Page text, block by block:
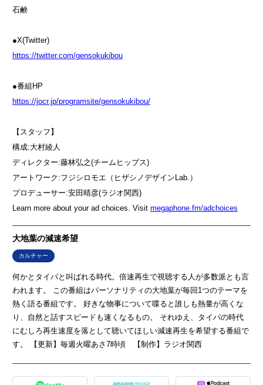
石鹸
●X(Twitter)
⁠⁠⁠⁠⁠⁠⁠⁠⁠⁠⁠⁠⁠⁠⁠⁠⁠⁠⁠⁠https://twitter.com/gensokukibou⁠⁠⁠⁠⁠⁠⁠⁠⁠⁠⁠⁠⁠⁠⁠⁠⁠⁠⁠⁠⁠⁠⁠⁠⁠⁠⁠⁠⁠⁠⁠⁠⁠⁠⁠⁠⁠⁠
●番組HP
⁠⁠⁠⁠⁠⁠⁠⁠⁠⁠⁠⁠⁠⁠⁠⁠⁠⁠⁠⁠https://jocr.jp/programsite/gensokukibou/⁠⁠⁠⁠⁠⁠⁠⁠⁠⁠⁠⁠⁠⁠⁠⁠⁠⁠⁠⁠⁠⁠⁠⁠⁠⁠⁠⁠⁠⁠⁠⁠⁠⁠⁠⁠
【スタッフ】
構成:⁠⁠大村綾人⁠⁠⁠⁠⁠⁠⁠⁠⁠⁠⁠⁠⁠⁠⁠⁠⁠⁠
ディレクター:藤林弘之(チームヒップス) ⁠⁠⁠⁠⁠⁠⁠⁠⁠⁠⁠⁠⁠⁠⁠⁠⁠⁠
アートワーク:フジシロモエ（ヒザシノデザインLab.）⁠⁠⁠⁠⁠⁠⁠⁠⁠⁠⁠⁠⁠⁠⁠⁠⁠⁠
プロデューサー:安田晴彦(ラジオ関西)⁠⁠⁠⁠
Learn more about your ad choices. Visit megaphone.fm/adchoices
大地葉の減速希望
カルチャー
何かとタイパと叫ばれる時代。倍速再生で視聴する人が多数派とも言
われます。 この番組はパーソナリティの大地葉が毎回1つのテーマを
熱く語る番組です。 好きな物事について喋ると誰しも熱量が高くな
り、自然と話すスピードも速くなるもの。 それゆえ、タイパの時代
にむしろ再生速度を落として聴いてほしい減速再生を希望する番組で
す。 【更新】毎週火曜あさ7時頃 【制作】ラジオ関西